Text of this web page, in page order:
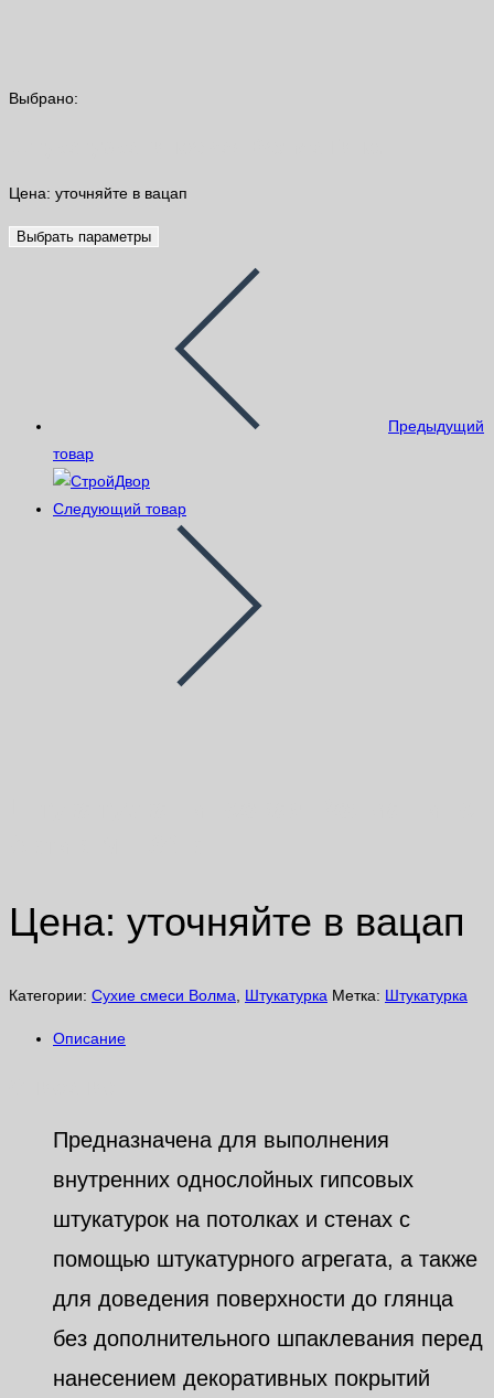
Выбрано:
Цена: уточняйте в вацап
Выбрать параметры
Предыдущий
товар
Следующий товар
Цена: уточняйте в вацап
Категории: Сухие смеси Волма Штукатурка Метка: Штукатурка
Описание
Предназначена для выполнения
внутренних однослойных гипсовых
штукатурок на потолках и стенах с
помощью штукатурного агрегата, а также
для доведения поверхности до глянца
без дополнительного шпаклевания перед
нанесением декоративных покрытий